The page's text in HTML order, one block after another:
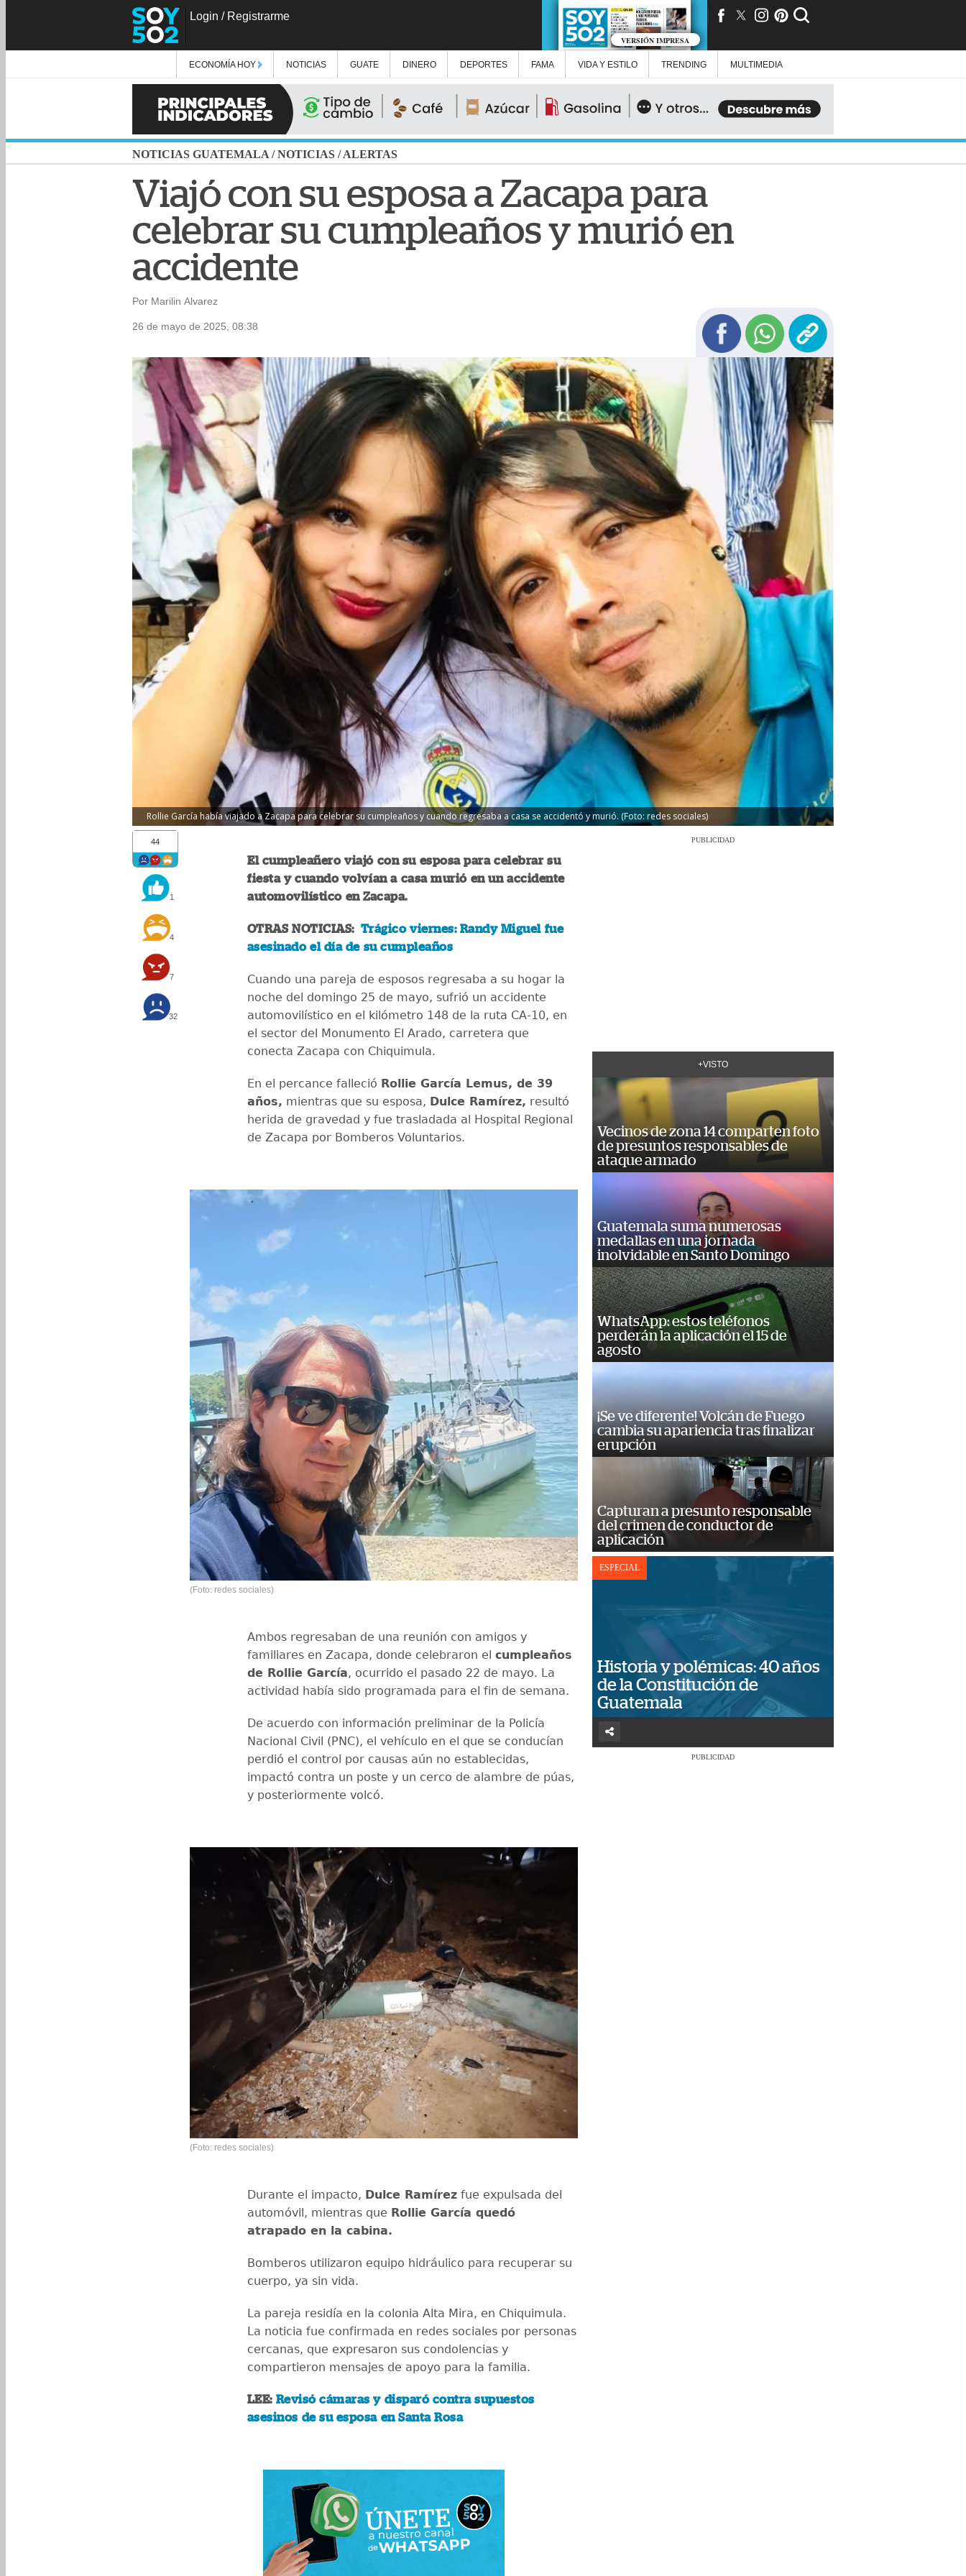
Login / Registrarme
VERSIÓN IMPRESA
ECONOMÍA HOY NOTICIAS GUATE DINERO DEPORTES FAMA VIDA Y ESTILO TRENDING MULTIMEDIA
NOTICIAS GUATEMALA /NOTICIAS /ALERTAS
Viajó con su esposa a Zacapa para
celebrar su cumpleaños y murió en
accidente
Por Marilin Alvarez
26 de mayo de 2025, 08:38
Rollie García había viajado a Zacapa para celebrar su cumpleaños y cuando regresaba a casa se accidentó y murió. (Foto: redes sociales)
44
1
4
7
32
El cumpleañero viajó con su esposa para celebrar su
fiesta y cuando volvían a casa murió en un accidente
automovilístico en Zacapa.
OTRAS NOTICIAS: Trágico viernes: Randy Miguel fue
asesinado el día de su cumpleaños
Cuando una pareja de esposos regresaba a su hogar la
noche del domingo 25 de mayo, sufrió un accidente
automovilístico en el kilómetro 148 de la ruta CA-10, en
el sector del Monumento El Arado, carretera que
conecta Zacapa con Chiquimula.
En el percance falleció Rollie García Lemus, de 39
años, mientras que su esposa, Dulce Ramírez, resultó
herida de gravedad y fue trasladada al Hospital Regional
de Zacapa por Bomberos Voluntarios.
(Foto: redes sociales)
Ambos regresaban de una reunión con amigos y
familiares en Zacapa, donde celebraron el cumpleaños
de Rollie García, ocurrido el pasado 22 de mayo. La
actividad había sido programada para el fin de semana.
De acuerdo con información preliminar de la Policía
Nacional Civil (PNC), el vehículo en el que se conducían
perdió el control por causas aún no establecidas,
impactó contra un poste y un cerco de alambre de púas,
y posteriormente volcó.
(Foto: redes sociales)
Durante el impacto, Dulce Ramírez fue expulsada del
automóvil, mientras que Rollie García quedó
atrapado en la cabina.
Bomberos utilizaron equipo hidráulico para recuperar su
cuerpo, ya sin vida.
La pareja residía en la colonia Alta Mira, en Chiquimula.
La noticia fue confirmada en redes sociales por personas
cercanas, que expresaron sus condolencias y
compartieron mensajes de apoyo para la familia.
LEE: Revisó cámaras y disparó contra supuestos
asesinos de su esposa en Santa Rosa
PUBLICIDAD
+VISTO
Vecinos de zona 14 comparten foto
de presuntos responsables de
ataque armado
Guatemala suma numerosas
medallas en una jornada
inolvidable en Santo Domingo
WhatsApp: estos teléfonos
perderán la aplicación el 15 de
agosto
¡Se ve diferente! Volcán de Fuego
cambia su apariencia tras finalizar
erupción
Capturan a presunto responsable
del crimen de conductor de
aplicación
ESPECIAL
Historia y polémicas: 40 años
de la Constitución de
Guatemala
PUBLICIDAD